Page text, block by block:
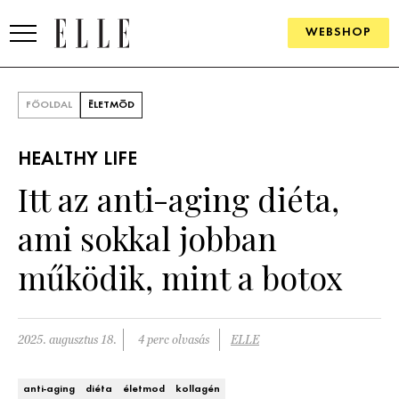
WEBSHOP
SZÉPSÉG
ÉLETMÓD
PÁRKAPCSOLAT
FŐOLDAL ÉLETMÓD
HEALTHY LIFE
Itt az anti-aging diéta,
ami sokkal jobban
működik, mint a botox
2025. augusztus 18. 4 perc olvasás ELLE
anti-aging diéta életmod kollagén